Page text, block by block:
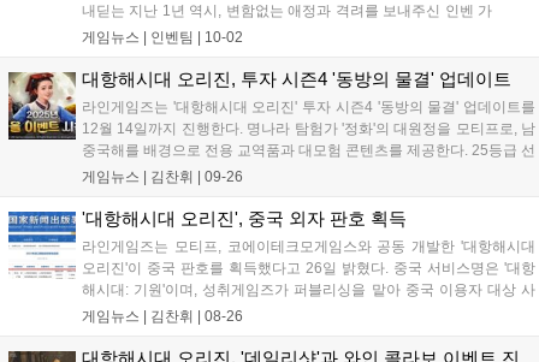
내딛는 지난 1년 역시, 변함없는 애정과 격려를 보내주신 인벤 가
족 분들이 계셨기에 가능했습니다. 지난 20년간 게임산업계는 대
속도가 더욱 빨라질 것을 실감하게 합...
게임뉴스 | 인벤팀 10-02
대항해시대 오리진, 투자 시즌4 '동방의 물결' 업데이트
라인게임즈는 '대항해시대 오리진' 투자 시즌4 '동방의 물결' 업데이트를
12월 14일까지 진행한다. 명나라 탐험가 '정화'의 대원정을 모티프로, 남
중국해를 배경으로 전용 교역품과 대모험 콘텐츠를 제공한다. 25등급 선
박 5종 추가, 항해사 '초월' 2차 업데이트도 진행됐다. 10월 28일까지 가
을 통해 다양한 보상을 제공한다....
게임뉴스 | 김찬휘 09-26
'대항해시대 오리진', 중국 외자 판호 획득
라인게임즈는 모티프, 코에이테크모게임스와 공동 개발한 '대항해시대
오리진'이 중국 판호를 획득했다고 26일 밝혔다. 중국 서비스명은 '대항
해시대: 기원'이며, 성취게임즈가 퍼블리싱을 맡아 중국 이용자 대상 사
전예약을 시작하고 상세 정보를 순차 공개할 예정이다. 라인게임즈는 현
게임뉴스 | 김찬휘 08-26
대항해시대 오리진, '데일리샷'과 와인 콜라보 이벤트 진